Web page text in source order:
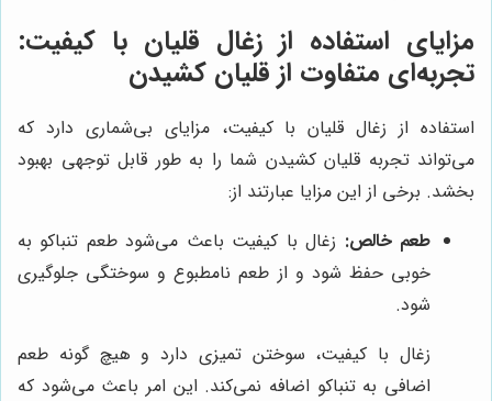
مزایای استفاده از زغال قلیان با کیفیت:
تجربه‌ای متفاوت از قلیان کشیدن
استفاده از زغال قلیان با کیفیت، مزایای بی‌شماری دارد که
می‌تواند تجربه قلیان کشیدن شما را به طور قابل توجهی بهبود
بخشد. برخی از این مزایا عبارتند از:
طعم خالص: زغال با کیفیت باعث می‌شود طعم تنباکو به
خوبی حفظ شود و از طعم نامطبوع و سوختگی جلوگیری
شود.
زغال با کیفیت، سوختن تمیزی دارد و هیچ گونه طعم
اضافی به تنباکو اضافه نمی‌کند. این امر باعث می‌شود که